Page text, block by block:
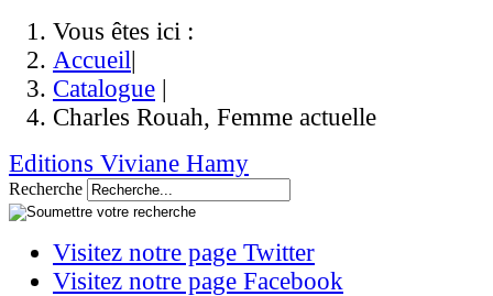
Vous êtes ici :
Accueil|
Catalogue |
Charles Rouah, Femme actuelle
Editions Viviane Hamy
Recherche
Visitez notre page Twitter
Visitez notre page Facebook